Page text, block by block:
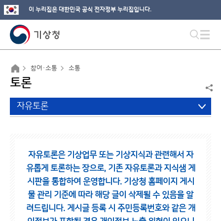
이 누리집은 대한민국 공식 전자정부 누리집입니다.
참여·소통 소통
토론
자유토론
자유토론은 기상업무 또는 기상지식과 관련해서 자
유롭게 토론하는 장으로, 기존 자유토론과 지식샘 게
시판을 통합하여 운영합니다. 기상청 홈페이지 게시
물 관리 기준에 따라 해당 글이 삭제될 수 있음을 알
려드립니다. 게시글 등록 시 주민등록번호와 같은 개